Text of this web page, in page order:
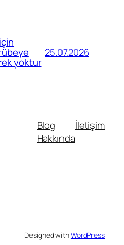
yoktur
25.07.2026
Blog
Hakkında
İletişim
Designed withWordPress